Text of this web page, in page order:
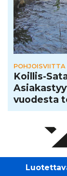
POHJOISVIITTA
Koillis-
vuodesta